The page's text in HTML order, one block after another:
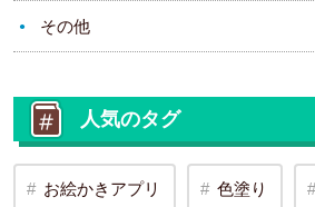
その他
人気のタグ
お絵かきアプリ 色塗り